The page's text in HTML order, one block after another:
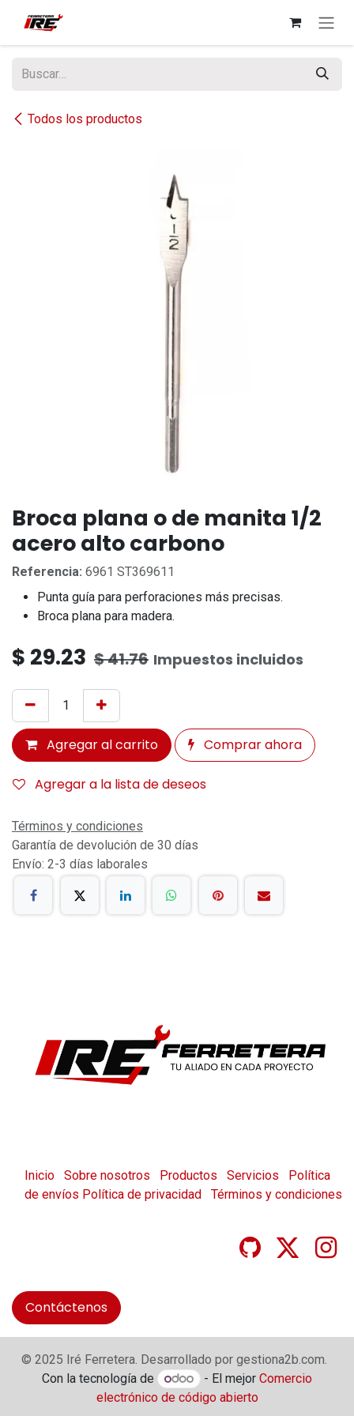
Todos los productos
Broca plana o de manita 1/2
acero alto carbono
Referencia: 6961 ST369611
Punta guía para perforaciones más precisas.
Broca plana para madera.
$ 29.23 $41.76 Impuestos incluidos
Agregar al carrito Comprar ahora
Agregar a la lista de deseos
Términos y condiciones
Garantía de devolución de 30 días
Envío: 2-3 días laborales
Inicio Sobre nosotros Productos Servicios
Política
de envíos Política de privacidad Términos y condiciones
Contáctenos
© 2025 Iré Ferretera. Desarrollado por gestiona2b.com.
Con la tecnología de
- El mejor Comercio
electrónico de código abierto